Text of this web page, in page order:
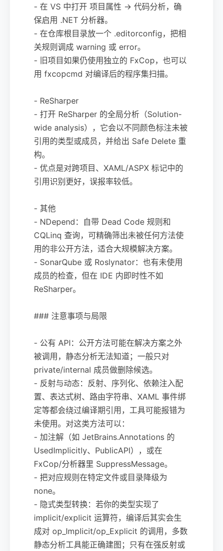
- 在 VS 中打开 项目属性 -> 代码分析，确
保启用 .NET 分析器。
- 在仓库根目录放一个 .editorconfig，把相
关规则调成 warning 或 error。
- 旧项目如果仍使用独立的 FxCop，也可以
用 fxcopcmd 对编译后的程序集扫描。
- ReSharper
- 打开 ReSharper 的全局分析（Solution-
wide analysis），它会以不同颜色标注未被
引用的类型或成员，并给出 Safe Delete 重
构。
- 优点是对跨项目、XAML/ASPX 标记中的
引用识别更好，误报率较低。
- 其他
- NDepend：自带 Dead Code 规则和
CQLinq 查询，可精确筛出未被任何方法使
用的非公开方法，适合大规模解决方案。
- SonarQube 或 Roslynator：也有未使用
成员的检查，但在 IDE 内即时性不如
ReSharper。
### 注意事项与局限
- 公有 API：公开方法可能在解决方案之外
被调用，静态分析无法知道；一般只对
private/internal 成员做删除候选。
- 反射与动态：反射、序列化、依赖注入配
置、表达式树、路由字符串、XAML 事件绑
定等都会绕过编译期引用，工具可能报错为
未使用。对这类方法可以：
- 加注解（如 JetBrains.Annotations 的
UsedImplicitly、PublicAPI），或在
FxCop/分析器里 SuppressMessage。
- 把对应规则在特定文件或目录降级为
none。
- 隐式类型转换：若你的类型实现了
implicit/explicit 运算符，编译后其实会生
成对 op_Implicit/op_Explicit 的调用，多数
静态分析工具能正确建图；只有在强反射或